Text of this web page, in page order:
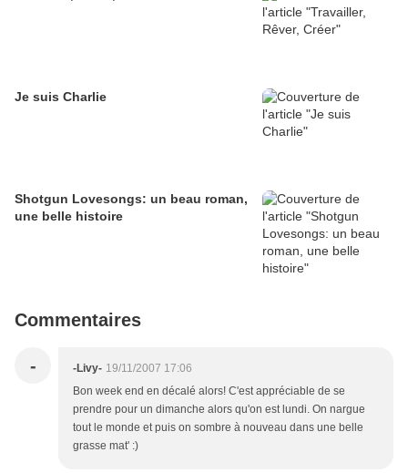
Je suis Charlie
Shotgun Lovesongs: un beau roman,
une belle histoire
Commentaires
- -Livy- 19/11/2007 17:06
Bon week end en décalé alors! C'est appréciable de se
prendre pour un dimanche alors qu'on est lundi. On nargue
tout le monde et puis on sombre à nouveau dans une belle
grasse mat' :)